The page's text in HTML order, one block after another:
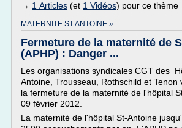
→ 1 Articles (et 1 Vidéos) pour ce thème
MATERNITE ST ANTOINE »
Fermeture de la maternité de
(APHP) : Danger ...
Les organisations syndicales CGT des
Antoine, Trousseau, Rothschild et Tenon
la fermeture de la maternité de l'hôpital
09 février 2012.
La maternité de l'hôpital St-Antoine